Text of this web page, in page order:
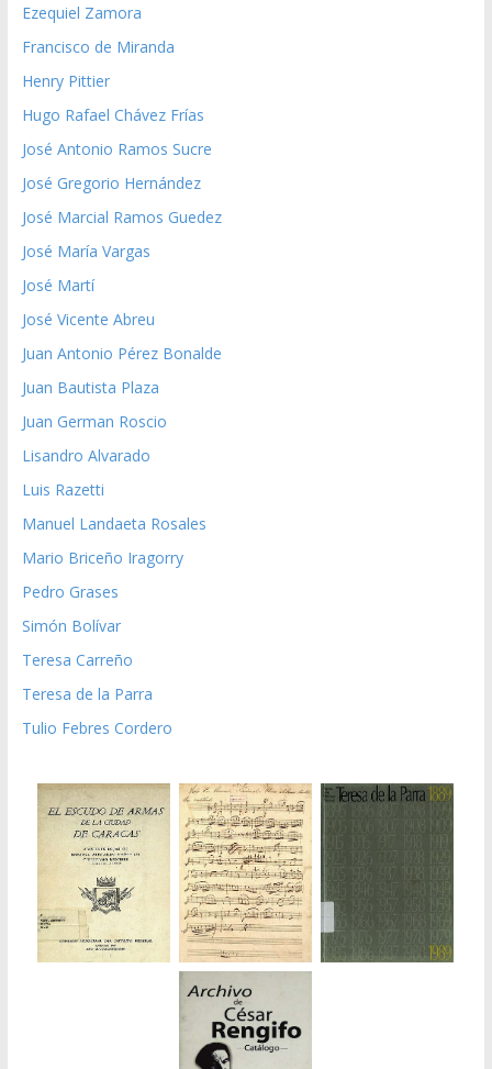
Ezequiel Zamora
Francisco de Miranda
Henry Pittier
Hugo Rafael Chávez Frías
José Antonio Ramos Sucre
José Gregorio Hernández
José Marcial Ramos Guedez
José María Vargas
José Martí
José Vicente Abreu
Juan Antonio Pérez Bonalde
Juan Bautista Plaza
Juan German Roscio
Lisandro Alvarado
Luis Razetti
Manuel Landaeta Rosales
Mario Briceño Iragorry
Pedro Grases
Simón Bolívar
Teresa Carreño
Teresa de la Parra
Tulio Febres Cordero